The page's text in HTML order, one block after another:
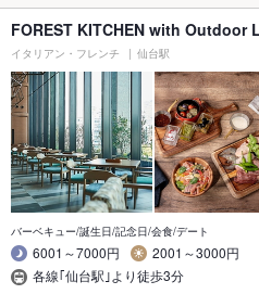
FOREST KITCHEN with
イタリアン・フレンチ 仙台駅
バーベキュー/誕生日/記念日/会食/デート
6001～7000円
2001～3000円
各線｢仙台駅｣より徒歩3分